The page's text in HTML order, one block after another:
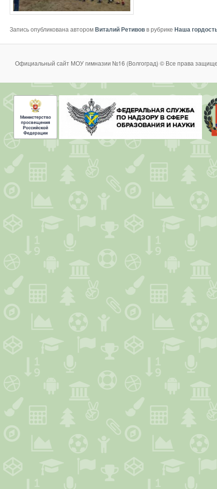
Запись опубликована авторомВиталий Ретивовв рубрике Наша
Официальный сайт МОУ гимназии №16 (Волгоград) © Все права